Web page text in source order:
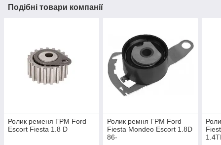
Подібні товари компанії
Ролик ременя ГРМ Ford
Escort Fiesta 1.8 D
Ролик ремня ГРМ Ford
Fiesta Mondeo Escort 1.8D
86-